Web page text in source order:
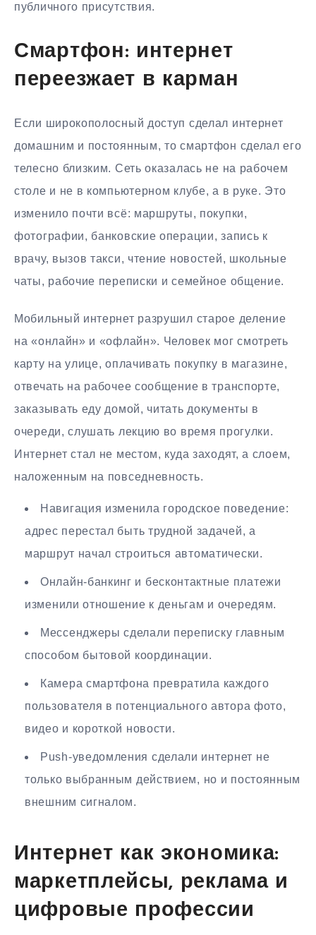
публичного присутствия.
Смартфон: интернет
переезжает в карман
Если широкополосный доступ сделал интернет
домашним и постоянным, то смартфон сделал его
телесно близким. Сеть оказалась не на рабочем
столе и не в компьютерном клубе, а в руке. Это
изменило почти всё: маршруты, покупки,
фотографии, банковские операции, запись к
врачу, вызов такси, чтение новостей, школьные
чаты, рабочие переписки и семейное общение.
Мобильный интернет разрушил старое деление
на «онлайн» и «офлайн». Человек мог смотреть
карту на улице, оплачивать покупку в магазине,
отвечать на рабочее сообщение в транспорте,
заказывать еду домой, читать документы в
очереди, слушать лекцию во время прогулки.
Интернет стал не местом, куда заходят, а слоем,
наложенным на повседневность.
Навигация изменила городское поведение:
адрес перестал быть трудной задачей, а
маршрут начал строиться автоматически.
Онлайн-банкинг и бесконтактные платежи
изменили отношение к деньгам и очередям.
Мессенджеры сделали переписку главным
способом бытовой координации.
Камера смартфона превратила каждого
пользователя в потенциального автора фото,
видео и короткой новости.
Push-уведомления сделали интернет не
только выбранным действием, но и постоянным
внешним сигналом.
Интернет как экономика:
маркетплейсы, реклама и
цифровые профессии